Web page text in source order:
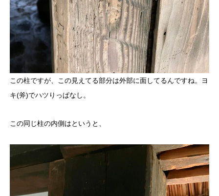
この柱ですが、この見えてる部分は外部に面してるんですね。ヨ
キ(斧)でハツりっぱなし。
この同じ柱の内側はというと、